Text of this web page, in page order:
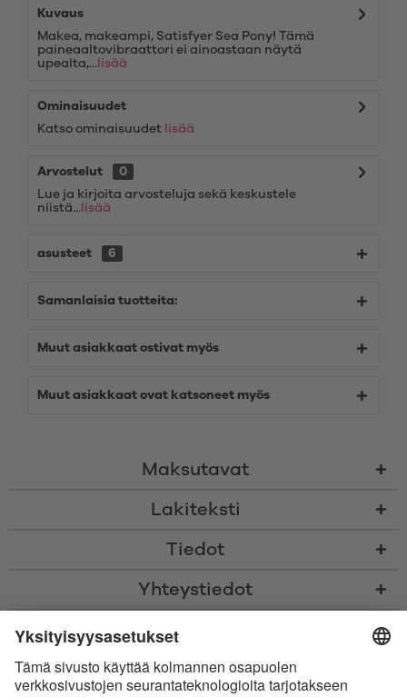
Kuvaus
Makea, makeampi, Satisfyer Sea Pony! Tämä
paineaaltovibraattori ei ainoastaan näytä
upealta,... lisää
Ominaisuudet
Katso ominaisuudet lisää
Arvostelut
0
Lue ja kirjoita arvosteluja sekä keskustele
niistä... lisää
asusteet 6
Samanlaisia tuotteita:
Muut asiakkaat ostivat myös
Muut asiakkaat ovat katsoneet myös
Maksutavat
Lakiteksti
Tiedot
Yhteystiedot
sekä
tarvittaessa postiennakkomaksut, ellei toisin ole ilmoitettu
* Bluetooth®-sanamerkki ja logot ovat Bluetooth SIG, Inc.:in omistamia
rekisteröityjä tavaramerkkejä, ja Satisfyer GmbH käyttää niitä